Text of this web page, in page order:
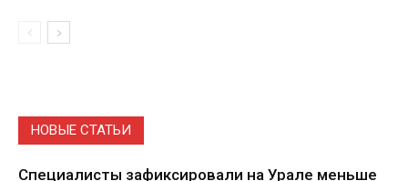
НОВЫЕ СТАТЬИ
Специалисты зафиксировали на Урале меньше